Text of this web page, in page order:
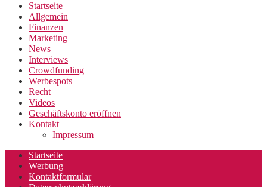
Startseite
Allgemein
Finanzen
Marketing
News
Interviews
Crowdfunding
Werbespots
Recht
Videos
Geschäftskonto eröffnen
Kontakt
Impressum
Startseite
Werbung
Kontaktformular